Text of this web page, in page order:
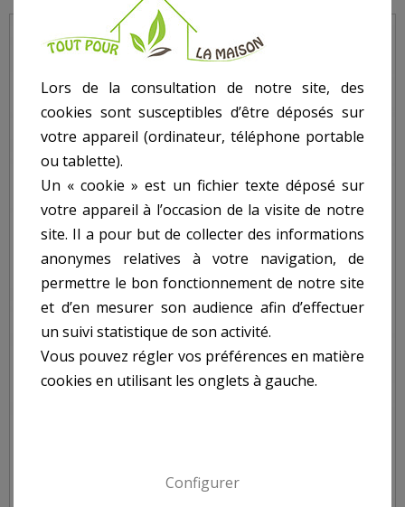
Lors de la consultation de notre site, des
cookies sont susceptibles d’être déposés sur
votre appareil (ordinateur, téléphone portable
ou tablette).
Un « cookie » est un fichier texte déposé sur
votre appareil à l’occasion de la visite de notre
site. Il a pour but de collecter des informations
anonymes relatives à votre navigation, de
permettre le bon fonctionnement de notre site
et d’en mesurer son audience afin d’effectuer
un suivi statistique de son activité.
Vous pouvez régler vos préférences en matière
cookies en utilisant les onglets à gauche.
Configurer